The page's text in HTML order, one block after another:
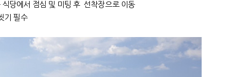
당에서 점심 및 미팅 후 선착장으로 이동
기 필수